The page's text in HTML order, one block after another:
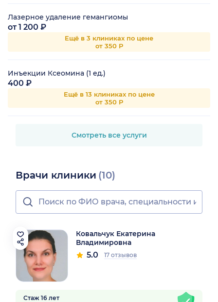
Лазерное удаление гемангиомы
от 1 200 ₽
Ещё в 3 клиниках по цене
от 350 Р
Инъекции Ксеомина (1 ед.)
400 ₽
Ещё в 13 клиниках по цене
от 350 Р
Смотреть все услуги
Врачи клиники (10)
Ковальчук Екатерина
Владимировна
5.0 17 отзывов
Стаж 16 лет